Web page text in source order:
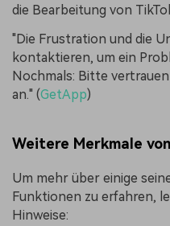
die Bearbeitung von
"Die Frustration und die
kontaktieren, um ein
Nochmals: Bitte
an." (GetApp)
Weitere Merkmale
Um mehr über einige
Funktionen zu erfahren,
Hinweise: